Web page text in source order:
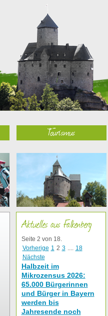
Tourismus
Aktuelles aus Falkenberg
Seite 2 von 18.
Vorherige 1 2 3 .... 18
Nächste
Halbzeit im
Mikrozensus 2026:
65.000 Bürgerinnen
und Bürger in Bayern
werden bis
Jahresende noch